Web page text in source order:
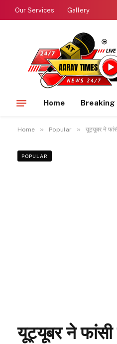
Our Services Gallery
Home Breaking
Home » Popular » यूट्यूबर ने
POPULAR
यूट्यूबर ने